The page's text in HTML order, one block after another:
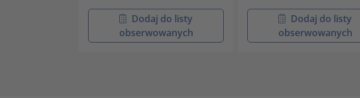
Dodaj do listy
obserwowanych
Dodaj do listy
obserwowanych